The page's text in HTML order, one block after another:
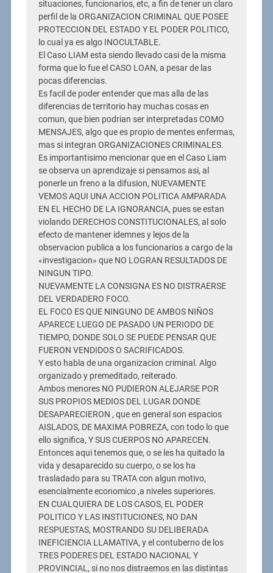
situaciones, funcionarios, etc, a fin de tener un claro
perfil de la ORGANIZACION CRIMINAL QUE POSEE
PROTECCION DEL ESTADO Y EL PODER POLITICO,
lo cual ya es algo INOCULTABLE.
El Caso LIAM esta siendo llevado casi de la misma
forma que lo fue el CASO LOAN, a pesar de las
pocas diferencias.
Es facil de poder entender que mas alla de las
diferencias de territorio hay muchas cosas en
comun, que bien podrian ser interpretadas COMO
MENSAJES, algo que es propio de mentes enfermas,
mas si integran ORGANIZACIONES CRIMINALES.
Es importantisimo mencionar que en el Caso Liam
se observa un aprendizaje si pensamos asi, al
ponerle un freno a la difusion, NUEVAMENTE
VEMOS AQUI UNA ACCION POLITICA AMPARADA
EN EL HECHO DE LA IGNORANCIA, pues se estan
violando DERECHOS CONSTITUCIONALES, al solo
efecto de mantener idemnes y lejos de la
observacion publica a los funcionarios a cargo de la
«investigacion» que NO LOGRAN RESULTADOS DE
NINGUN TIPO.
NUEVAMENTE LA CONSIGNA ES NO DISTRAERSE
DEL VERDADERO FOCO.
EL FOCO ES QUE NINGUNO DE AMBOS NIÑOS
APARECE LUEGO DE PASADO UN PERIODO DE
TIEMPO, DONDE SOLO SE PUEDE PENSAR QUE
FUERON VENDIDOS O SACRIFICADOS.
Y esto habla de una organizacion criminal. Algo
organizado y premeditado, reiterado.
Ambos menores NO PUDIERON ALEJARSE POR
SUS PROPIOS MEDIOS DEL LUGAR DONDE
DESAPARECIERON , que en general son espacios
AISLADOS, DE MAXIMA POBREZA, con todo lo que
ello significa, Y SUS CUERPOS NO APARECEN.
Entonces aqui tenemos que, o se les ha quitado la
vida y desaparecido su cuerpo, o se los ha
trasladado para su TRATA con algun motivo,
esencialmente economico ,a niveles superiores.
EN CUALQUIERA DE LOS CASOS, EL PODER
POLITICO Y LAS INSTITUCIONES, NO DAN
RESPUESTAS, MOSTRANDO SU DELIBERADA
INEFICIENCIA LLAMATIVA, y el contuberno de los
TRES PODERES DEL ESTADO NACIONAL Y
PROVINCIAL, si no nos distraemos en las distintas